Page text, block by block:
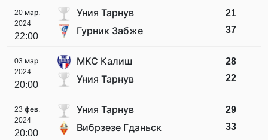
20 мар.
2024
22:00
Уния Тарнув
Гурник Забже
21
37
03 мар.
2024
20:00
МКС Калиш
Уния Тарнув
28
22
23 фев.
2024
20:00
Уния Тарнув
Вибрзезе Гданьск
29
33